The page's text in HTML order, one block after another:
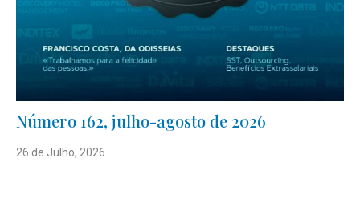
Número 162, julho-agosto de 2026
26 de Julho, 2026